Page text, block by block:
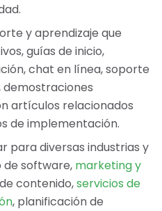
y aprendizaje que
guías de inicio,
chat en línea, soporte
artículos relacionados
de implementación.
para diversas industrias y
de software, marketing y
contenido,servicios de
, planificación de